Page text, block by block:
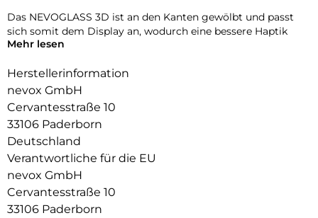
Das NEVOGLASS 3D ist an den Kanten gewölbt und passt
sich somit dem Display an, wodurch eine bessere Haptik
erzielt.
Durch die Umformungen wird das komplette Display
zuverlässig geschützt.
9H Härtegrad
Resistent gegen Kratzer
Fettabweisende Beschichtung
ULTRA-dünnes gehärtetes Glas aus Japan
Keine Beeinträchtigung der Touch Bedienung
Mehr lesen
Herstellerinformation
nevox GmbH
Cervantesstraße 10
33106 Paderborn
Deutschland
Verantwortliche für die EU
nevox GmbH
Cervantesstraße 10
33106 Paderborn